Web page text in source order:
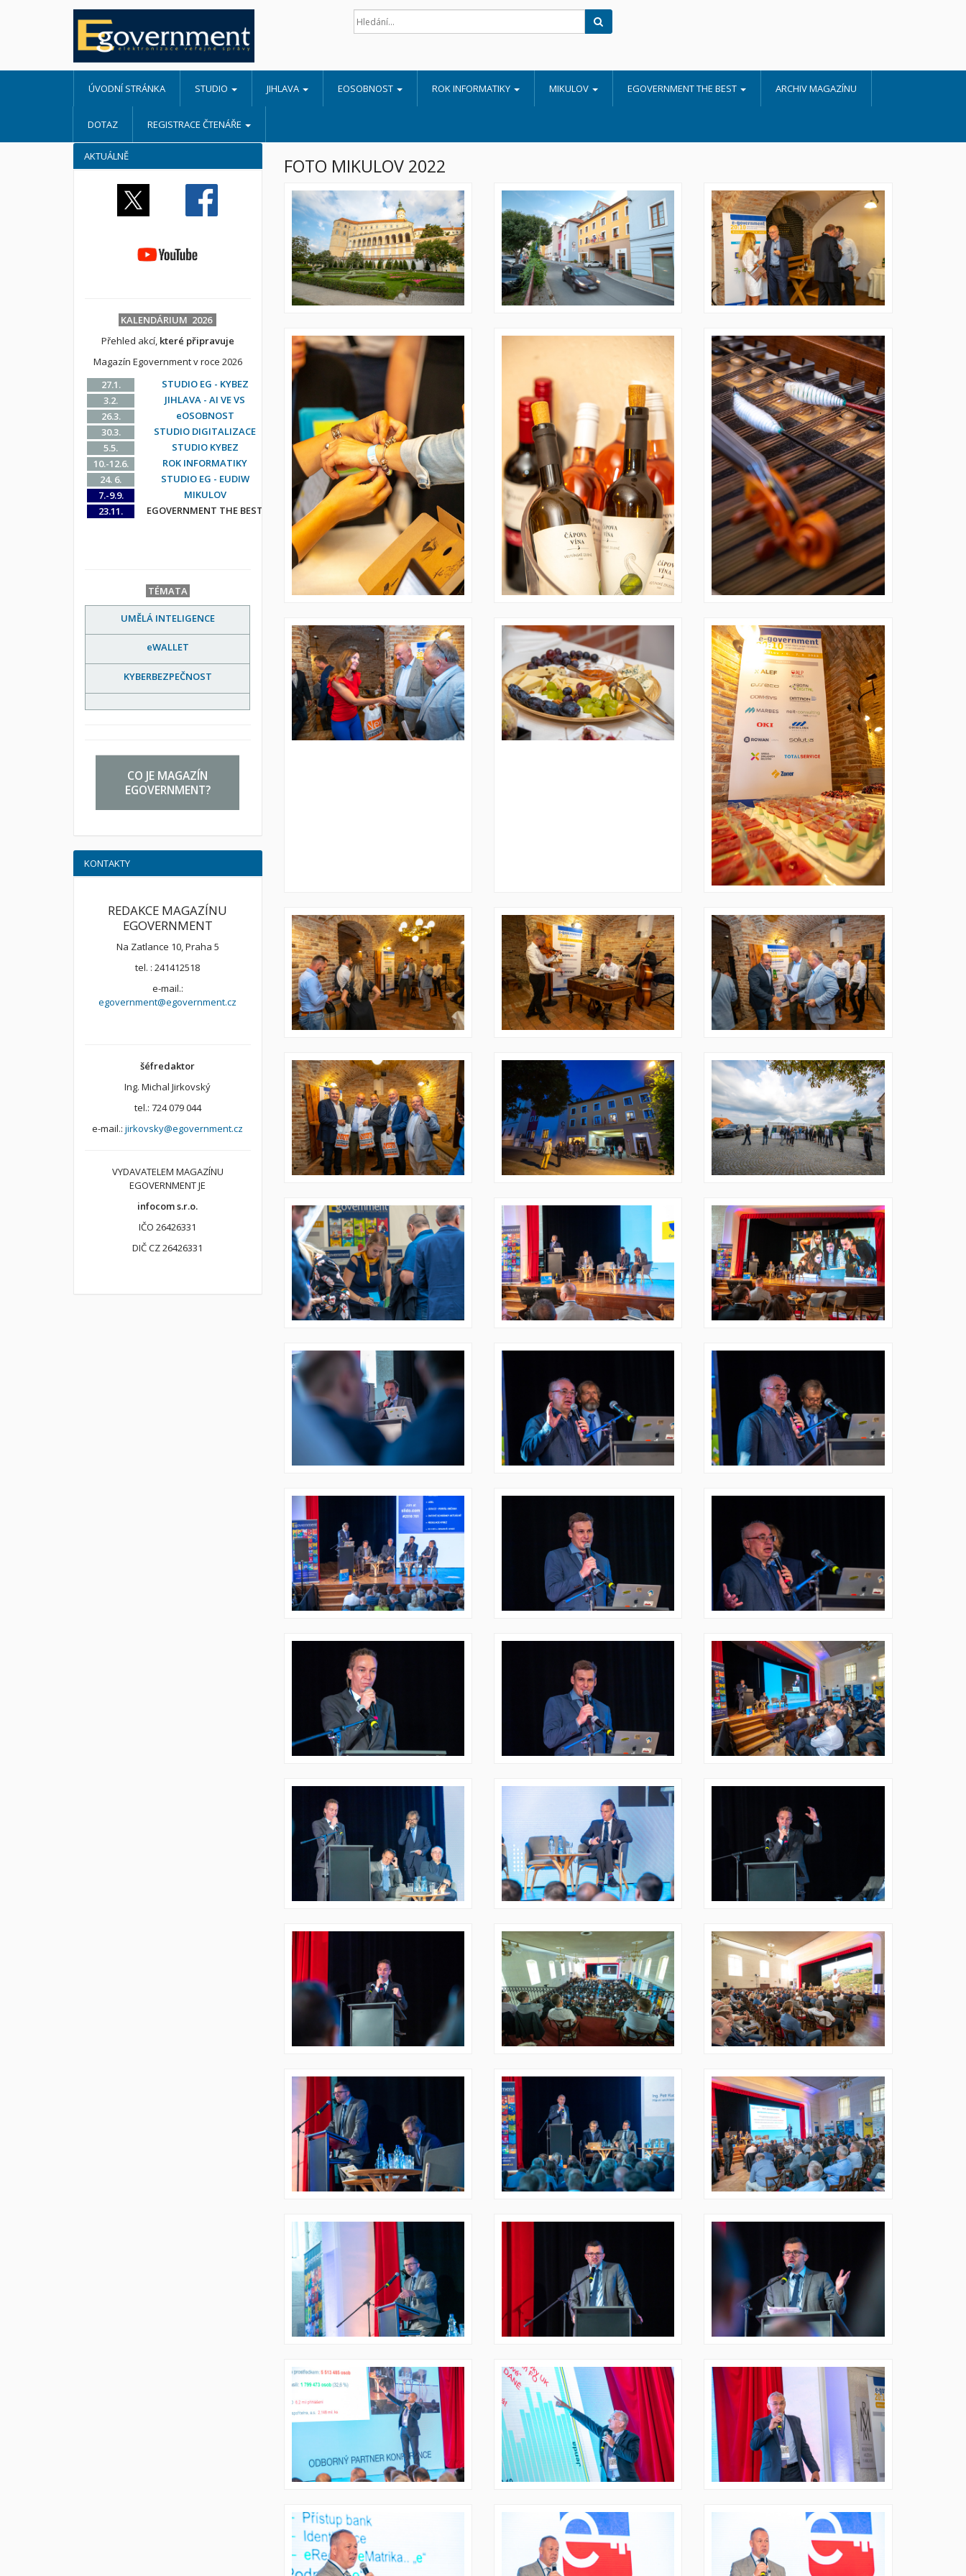
ÚVODNÍ STRÁNKA STUDIO JIHLAVA EOSOBNOST ROK INFORMATIKY MIKULOV EGOVERNMENT THE BEST ARCHIV MAGAZÍNU
DOTAZ REGISTRACE ČTENÁŘE
FOTO MIKULOV 2022
AKTUÁLNĚ
KALENDÁRIUM 2026
Přehled akcí, které připravuje
Magazín Egovernment v roce 2026
27.1.
STUDIO EG - KYBEZ
3.2.
JIHLAVA - AI VE VS
26.3.
eOSOBNOST
30.3.
STUDIO DIGITALIZACE
5.5.
STUDIO KYBEZ
10.-12.6.
ROK INFORMATIKY
24. 6.
STUDIO EG - EUDIW
7.-9.9.
MIKULOV
23.11.
EGOVERNMENT THE BEST
TÉMATA
UMĚLÁ INTELIGENCE
eWALLET
KYBERBEZPEČNOST
CO JE MAGAZÍN
EGOVERNMENT?
KONTAKTY
REDAKCE MAGAZÍNU
EGOVERNMENT
Na Zatlance 10, Praha 5
tel. : 241412518
e-mail.:
egovernment@egovernment.cz
šéfredaktor
Ing. Michal Jirkovský
tel.: 724 079 044
e-mail.:jirkovsky@egovernment.cz
VYDAVATELEM MAGAZÍNU
EGOVERNMENT JE
infocom s.r.o.
IČO 26426331
DIČ CZ 26426331